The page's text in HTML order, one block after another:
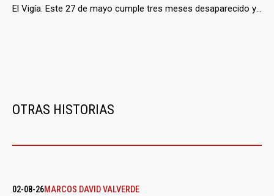
El Vigía. Este 27 de mayo cumple tres meses desaparecido y
OTRAS HISTORIAS
02-08-26MARCOS DAVID VALVERDE